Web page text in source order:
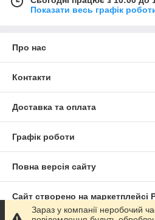
Показати весь графік
Про нас
Контакти
Доставка та оплата
Графік роботи
Повна версія сайту
Сайт створено на маркетплейсі
Зараз у компанії неробочий